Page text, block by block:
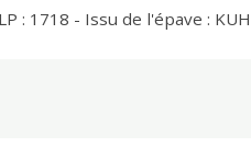
: 1718 - Issu de l'épave :